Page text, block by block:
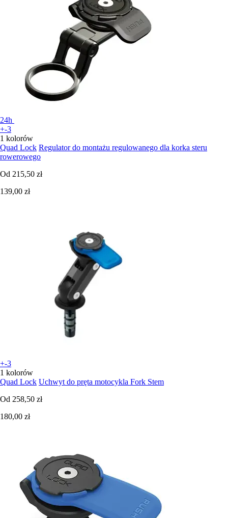
24h
+-3
1 kolorów
Quad Lock Regulator do montażu regulowanego dla korka steru
rowerowego
Od 215,50 zł
139,00 zł
+-3
1 kolorów
Quad Lock Uchwyt do pręta motocykla Fork Stem
Od 258,50 zł
180,00 zł